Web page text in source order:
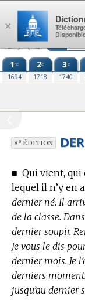
Aller au contenu
1re
1694
2e
1718
3e
1740
8eÉDITION
■ Qui vient, qui
lequel il n’y en
dernier né. Il
de la classe.
dernier soupir.
Je vous le dis
dernier mois. Je
derniers
jusqu’au dernier
×